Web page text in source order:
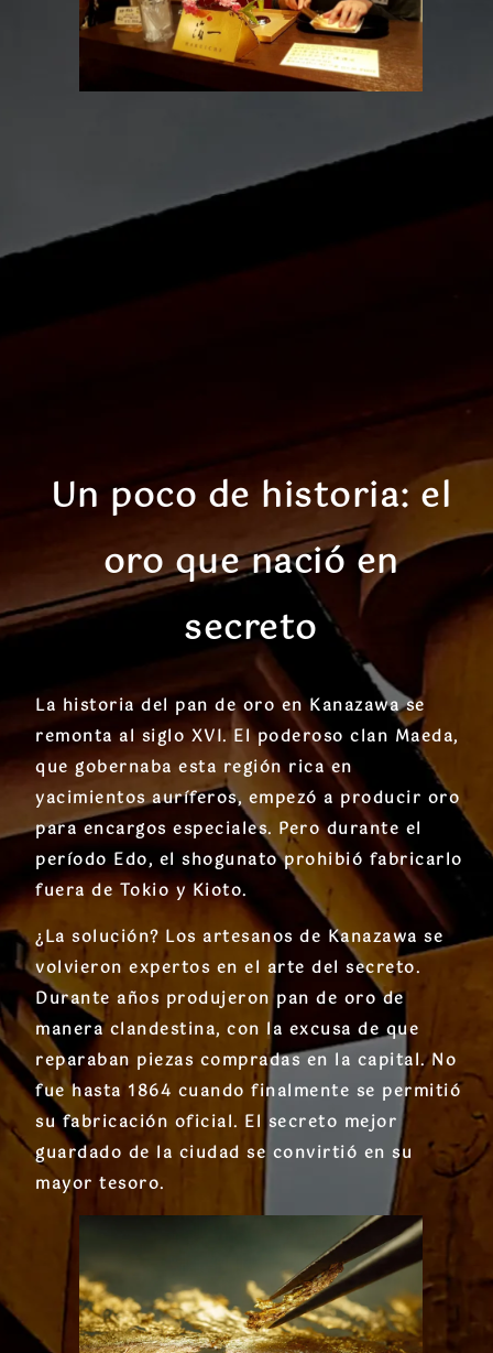
Un poco de historia: el
oro que nació en
secreto
La historia del pan de oro en Kanazawa se
remonta al siglo XVI. El poderoso clan Maeda,
que gobernaba esta región rica en
yacimientos auríferos, empezó a producir oro
para encargos especiales. Pero durante el
período Edo, el shogunato prohibió fabricarlo
fuera de Tokio y Kioto.
¿La solución? Los artesanos de Kanazawa se
volvieron expertos en el arte del secreto.
Durante años produjeron pan de oro de
manera clandestina, con la excusa de que
reparaban piezas compradas en la capital. No
fue hasta 1864 cuando finalmente se permitió
su fabricación oficial. El secreto mejor
guardado de la ciudad se convirtió en su
mayor tesoro.